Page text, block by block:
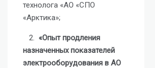
технолога «АО «СПО
«Арктика»;
2. «Опыт продления
назначенных показателей
электрооборудования в АО